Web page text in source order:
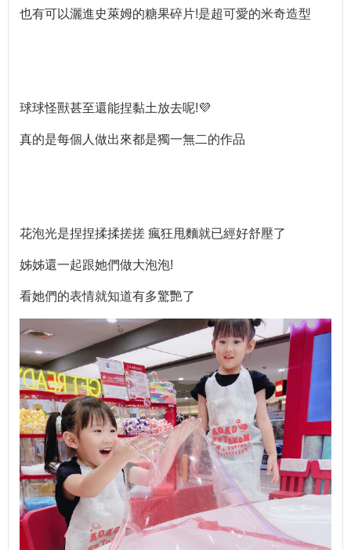
也有可以灑進史萊姆的糖果碎片!是超可愛的米奇造型
球球怪獸甚至還能捏黏土放去呢!💜
真的是每個人做出來都是獨一無二的作品
花泡光是捏捏揉揉搓搓 瘋狂甩麵就已經好舒壓了
姊姊還一起跟她們做大泡泡!
看她們的表情就知道有多驚艷了